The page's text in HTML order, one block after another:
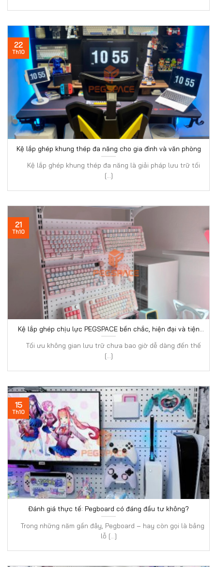
Kệ lắp ghép khung thép đa năng cho gia đình và văn phòng
Kệ lắp ghép khung thép đa năng là giải pháp lưu trữ tối
[...]
22
Th10
Kệ lắp ghép chịu lực PEGSPACE bền chắc, hiện đại và tiện
dụng
Tối ưu không gian lưu trữ chưa bao giờ dễ dàng đến thế
[...]
21
Th10
Đánh giá thực tế: Pegboard có đáng đầu tư không?
Trong những năm gần đây, Pegboard – hay còn gọi là bảng
lỗ [...]
15
Th10